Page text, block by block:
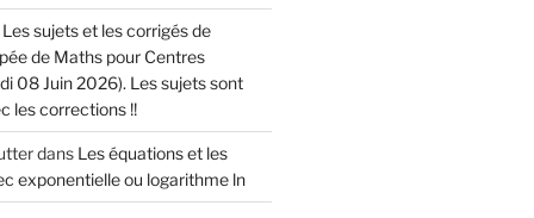
Les sujets et les corrigés de
de Maths pour Centres
08 Juin 2026). Les sujets sont
les corrections !!
dans Les équations et les
exponentielle ou logarithme ln